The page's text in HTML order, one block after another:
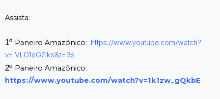
Assista:
1º Paneiro Amazônico: https://www.youtube.com/watch?
v=IVLO1eG7Iks&t=3s
2º Paneiro Amazônico:
https://www.youtube.com/watch?v=1k1zw_gQkbE